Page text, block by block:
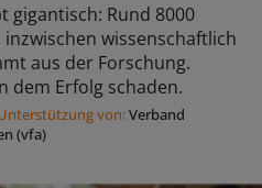
gigantisch: Rund 8000
wissenschaftlich
aus der Forschung.
dem Erfolg schaden.
von:Verband
(vfa)